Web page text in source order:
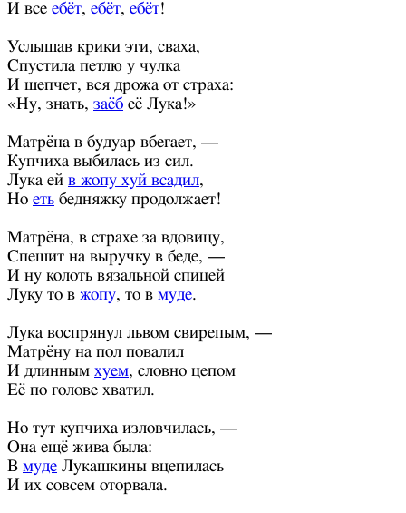
И все ебёт, ебёт, ебёт!
Услышав крики эти, сваха,
Спустила петлю у чулка
И шепчет, вся дрожа от страха:
«Ну, знать, заёб её Лука!»
Матрёна в будуар вбегает, —
Купчиха выбилась из сил.
Лука ей в жопу хуй всадил,
Но еть бедняжку продолжает!
Матрёна, в страхе за вдовицу,
Спешит на выручку в беде, —
И ну колоть вязальной спицей
Луку то в жопу, то в муде.
Лука воспрянул львом свирепым, —
Матрёну на пол повалил
И длинным хуем, словно цепом
Её по голове хватил.
Но тут купчиха изловчилась, —
Она ещё жива была:
В муде Лукашкины вцепилась
И их совсем оторвала.